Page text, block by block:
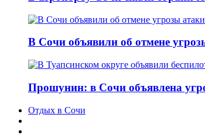
В Сочи объявили об отмене
Прошунин: в Сочи объявлена
Отдых в Сочи